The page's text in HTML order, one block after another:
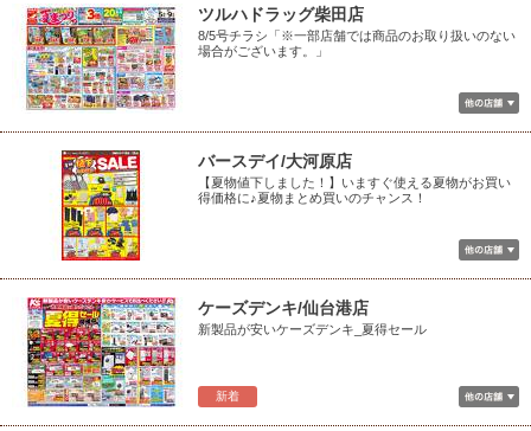
ツルハドラッグ柴田店
8/5号チラシ「※一部店舗では商品のお取り扱いのない
場合がございます。」
バースデイ/大河原店
【夏物値下しました！】いますぐ使える夏物がお買い
得価格に♪夏物まとめ買いのチャンス！
新着
ケーズデンキ/仙台港店
新製品が安いケーズデンキ_夏得セール